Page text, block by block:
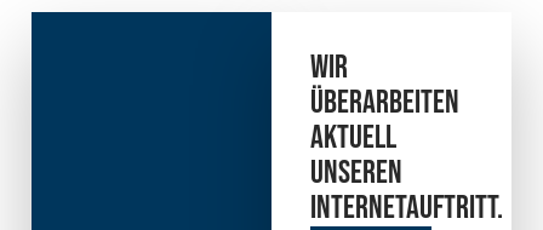
Wir
überarbeiten
aktuell
unseren
Internetauftritt.